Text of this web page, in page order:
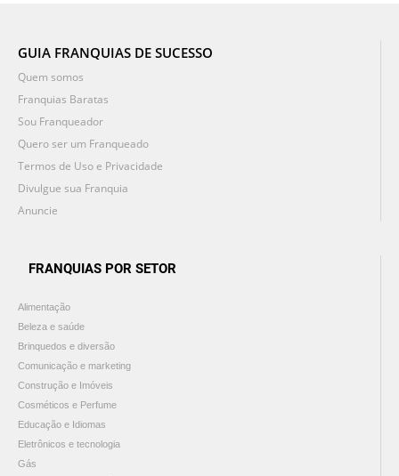
GUIA FRANQUIAS DE SUCESSO
Quem somos
Franquias Baratas
Sou Franqueador
Quero ser um Franqueado
Termos de Uso e Privacidade
Divulgue sua Franquia
Anuncie
FRANQUIAS POR SETOR
Alimentação
Beleza e saúde
Brinquedos e diversão
Comunicação e marketing
Construção e Imóveis
Cosméticos e Perfume
Educação e Idiomas
Eletrônicos e tecnologia
Gás